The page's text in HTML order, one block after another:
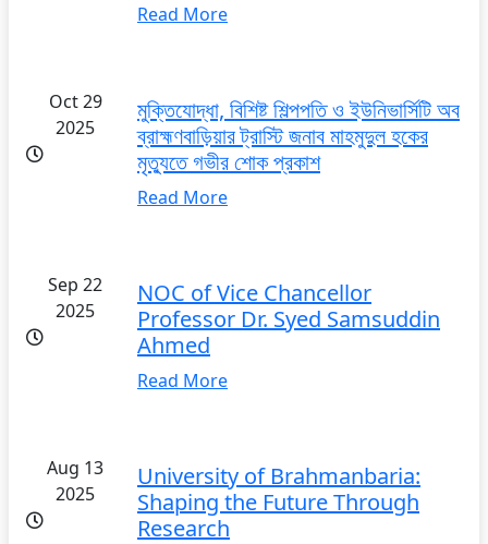
Read More
Oct 29
2025
মুক্তিযোদ্ধা, বিশিষ্ট শিল্পপতি ও ইউনিভার্সিটি অব
ব্রাহ্মণবাড়িয়ার ট্রাস্টি জনাব মাহমুদুল হকের
মৃত্যুতে গভীর শোক প্রকাশ
Read More
Sep 22
2025
NOC of Vice Chancellor
Professor Dr. Syed Samsuddin
Ahmed
Read More
Aug 13
2025
University of Brahmanbaria:
Shaping the Future Through
Research